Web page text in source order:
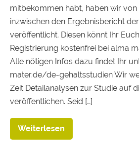
mitbekommen habt, haben wir
inzwischen den Ergebnisbericht
veröffentlicht. Diesen könnt Ihr
Registrierung kostenfrei bei alma
Alle nötigen Infos dazu findet Ihr
mater.de/de-gehaltsstudien Wir
Zeit Detailanalysen zur Studie auf
veröffentlichen. Seid […]
Weiterlesen